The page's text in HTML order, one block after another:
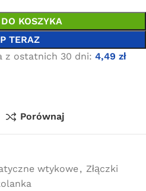
KOSZYKA
TERAZ
z ostatnich 30 dni: 4,49 zł
Porównaj
wtykowe, Złączki